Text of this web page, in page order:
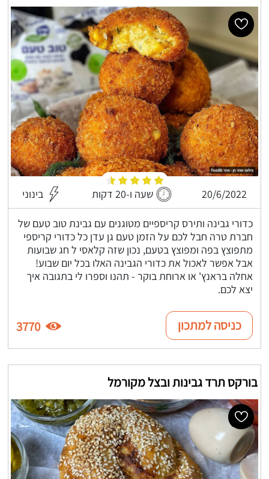
20/6/2022 שעה ו-20 דקות בינוני
כדורי גבינה ותירס קריספיים מטוגנים עם גבינת טוב טעם של
חברת טרה חבל לכם על הזמן טעם גן עדן כל כדורי קריספי
מתפוצץ בפה ומפוצץ בטעם, נכון שזה קלאסי ל חג שבועות
אבל אפשר לאכול את כדורי הגבינה האלו בכל יום שבוע!
אחלה בראנץ' או ארוחת בוקר - תהנו וספרו לי בתגובה איך
יצא לכם.
כניסה למתכון 3770
בורקס תרד גבינות ובצל מקורמל